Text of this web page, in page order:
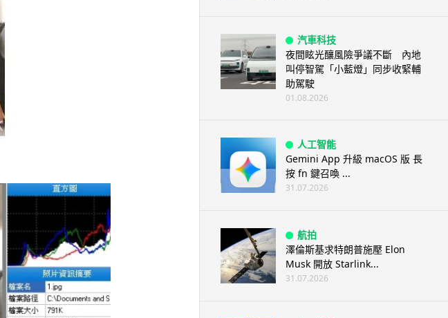
汽車科技
夜間眩光釀風險爭議不斷 內地
叫停智駕「小藍燈」同步收緊輔
助駕駛
01.08.2026
人工智能
Gemini App 升級 macOS 版 長
按 fn 鍵召喚 ...
31.07.2026
航拍
澤倫斯基求特朗普施壓 Elon
Musk 開放 Starlink...
31.07.2026